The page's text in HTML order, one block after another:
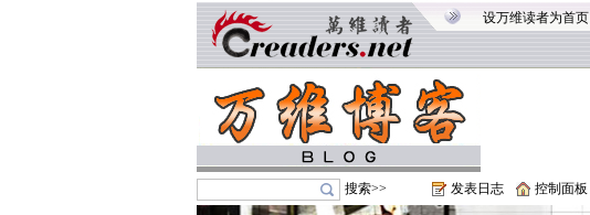
设万维读者为首页
搜索>> 发表日志 控制面板